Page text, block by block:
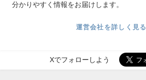
分かりやすく情報をお届けします。
運営会社を詳しく見る
Xでフォローしよう